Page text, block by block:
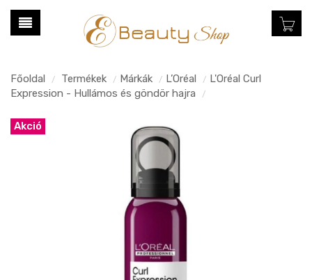
Főoldal / Termékek / Márkák / L’Oréal / L'Oréal Curl
Expression - Hullámos és göndör hajra
/
Akció